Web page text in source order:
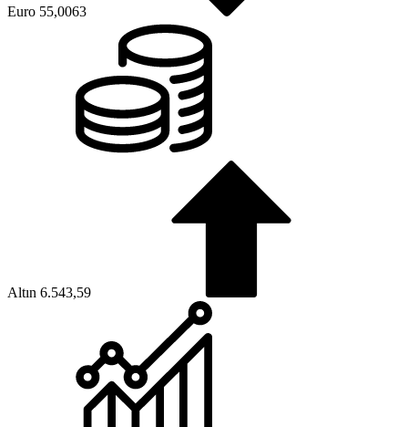
Euro 55,0063
Altın 6.543,59